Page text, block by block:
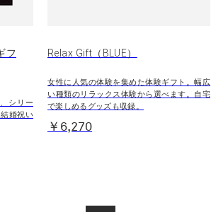
フ
シリー
婚祝い
Relax Gift（BLUE）
女性に人気の体験を集めた体験ギフト。幅広
い種類のリラックス体験から選べます。自宅
で楽しめるグッズも収録。
￥6,270